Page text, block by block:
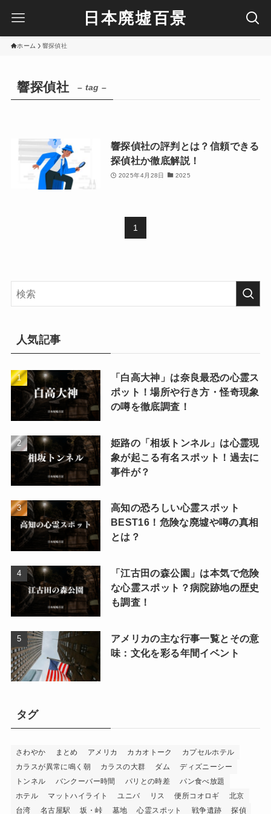
日本廃墟百景
ホーム 響探偵社
響探偵社 – tag –
響探偵社の評判とは？信頼できる
探偵社か徹底解説！
2025年4月28日 2025
1
人気記事
「白高大神」は奈良最恐の心霊ス
ポット！場所や行き方・怪奇現象
の噂を徹底調査！
姫路の「相坂トンネル」は心霊現
象が起こる有名スポット！過去に
事件が？
高知の恐ろしい心霊スポット
BEST16！危険な廃墟や噂の真相
とは？
「江古田の森公園」は本気で危険
な心霊スポット？病院跡地の歴史
も調査！
アメリカの主な行事一覧とその意
味：文化を彩る年間イベント
タグ
さわやか まとめ アメリカ カカオトーク
カプセルホテル
カラスが異常に鳴く朝
カラスの大群 ダム
ディズニーシー
トンネル
バンクーバー時間 パリとの時差
パン食べ放題
ホテル
マットハイライト ユニバ リス 便所コオロギ
北京
台湾
名古屋駅 坂・峠 墓地 心霊スポット 戦争遺跡 探偵